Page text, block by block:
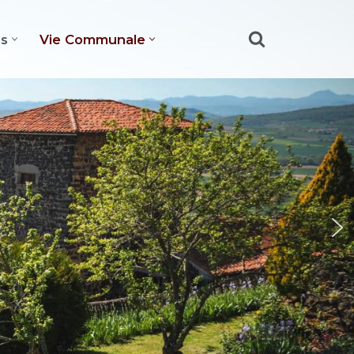
Vie Communale